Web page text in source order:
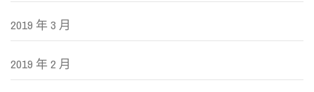
2019 年 3 月
2019 年 2 月